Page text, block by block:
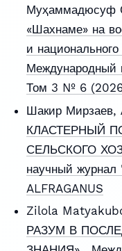
Муҳаммадюсуф
«Шахнаме» на
и
Международный
Том 3 № 6
Шакир Мирзаев,
КЛАСТЕРНЫЙ
СЕЛЬСКОГО
научный
ALFRAGANUS
Zilola
РАЗУМ В